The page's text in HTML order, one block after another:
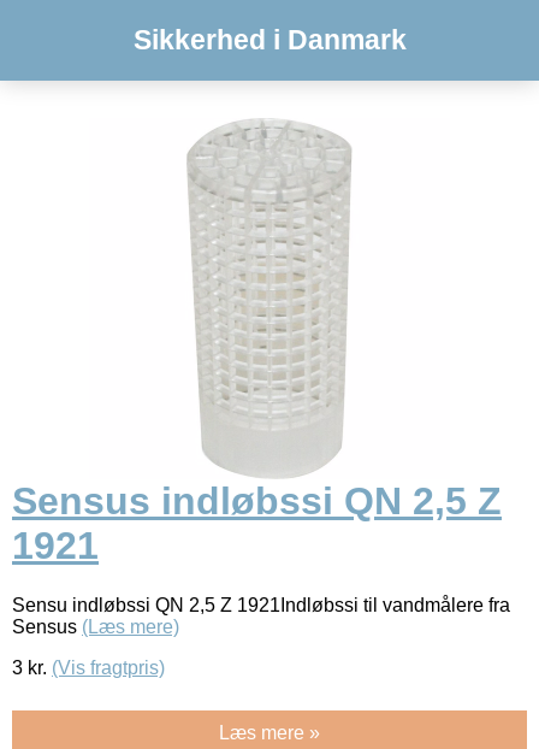
Sikkerhed i Danmark
Sensus indløbssi QN 2,5 Z
1921
Sensu indløbssi QN 2,5 Z 1921Indløbssi til vandmålere fra
Sensus (Læs mere)
3 kr. (Vis fragtpris)
Læs mere »